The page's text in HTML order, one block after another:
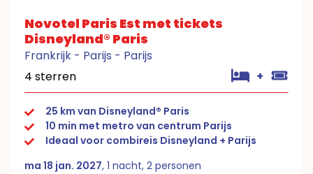
Novotel Paris Est met tickets
Disneyland® Paris
Frankrijk - Parijs - Parijs
4 sterren
+
25 km van Disneyland® Paris
10 min met metro van centrum Parijs
Ideaal voor combireis Disneyland + Parijs
ma 18 jan. 2027, 1 nacht, 2 personen